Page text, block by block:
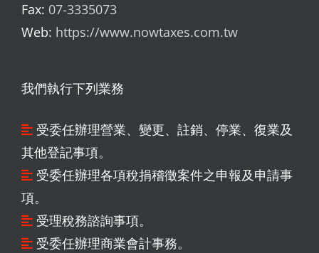
Fax: 07-3335073
Web: https://www.nowtaxes.com.tw
我們執行下列業務
受委任辦理營業、變更、註銷、停業、復業及
其他登記事項。
受委任辦理各項稅捐稽徵案件之申報及申請事
項。
受理稅務諮詢事項。
受委任辦理商業會計事務。